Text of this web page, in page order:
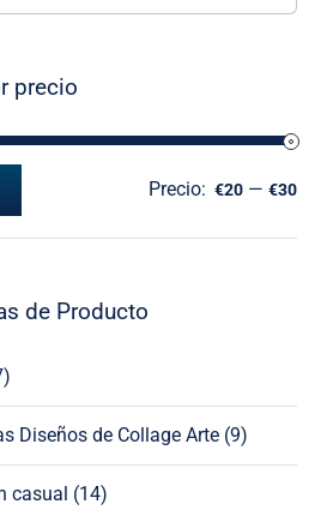
precio
Precio: €20 —€30
de Producto
Diseños de Collage Arte (9)
casual (14)